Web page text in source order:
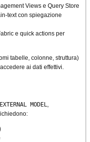
Views e Query Store
text con spiegazione
e quick actions per
tabelle, colonne, struttura)
ai dati effettivi.
MODEL